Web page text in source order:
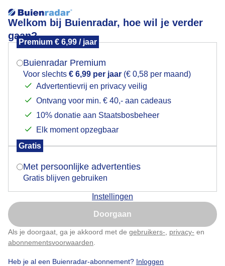
Welkom bij Buienradar, hoe wil je verder
gaan?
Premium € 6,99 / jaar
Buienradar Premium
Voor slechts € 6,99 per jaar (€ 0,58 per maand)
Advertentievrij en privacy veilig
Ontvang voor min. € 40,- aan cadeaus
10% donatie aan Staatsbosbeheer
Elk moment opzegbaar
Gratis
Met persoonlijke advertenties
Gratis blijven gebruiken
Instellingen
Doorgaan
Als je doorgaat, ga je akkoord met de gebruikers- privacy- en
abonnementsvoorwaarden
Heb je al een Buienradar-abonnement? Inloggen
Prachtige zonsondergang donderdagavond bij
Vlieland
Donderdagavond was er een prachtige
Door: Arnout Bolt Gemaakt: 10-07-2025, 23x bekeken
#zee Zon Zonsondergang
Mogen we je locatie gebruiken voor het
Indien je hier nog geen akkoord op hebt gegeven,
verschijnt er zo een pop-up uit je browser waarin
Is goed, toon de popup
Nu niet, misschien later
Klik hierom dit aan te passen